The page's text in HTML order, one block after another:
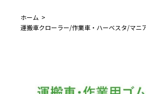
ホーム
運搬車クローラー/作業車・ハーベスタ/マニ